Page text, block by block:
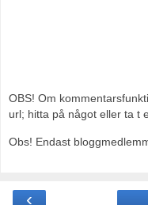
OBS! Om
url; hitta på något eller ta t
Obs! Endast
‹